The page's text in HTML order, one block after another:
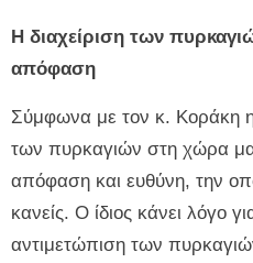
Η διαχείριση των
απόφαση
Σύμφωνα με τον κ. Κοράκη
των πυρκαγιών στη χώρα
απόφαση και ευθύνη, την
κανείς. Ο ίδιος κάνει λόγο
αντιμετώπιση των